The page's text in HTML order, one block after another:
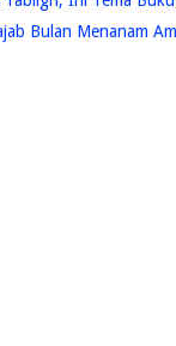
Bulan Menanam